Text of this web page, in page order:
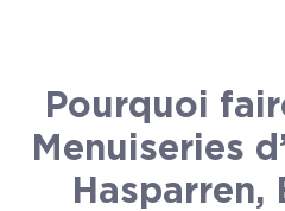
Pourquoi
Menuiseries
Hasparren,